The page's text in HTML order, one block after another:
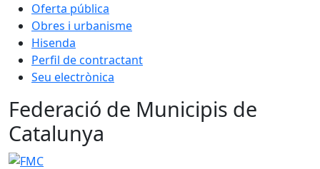
Oferta pública
Obres i urbanisme
Hisenda
Perfil de contractant
Seu electrònica
Federació de Municipis de
Catalunya
FMC